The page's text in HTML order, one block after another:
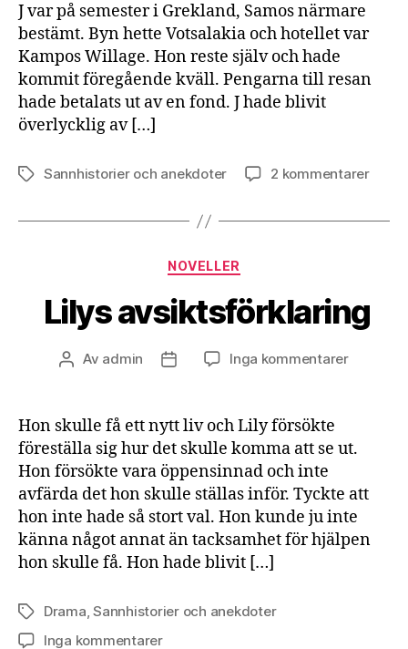
J var på semester i Grekland, Samos närmare
bestämt. Byn hette Votsalakia och hotellet var
Kampos Willage. Hon reste själv och hade
kommit föregående kväll. Pengarna till resan
hade betalats ut av en fond. J hade blivit
överlycklig av […]
EtiketterSannhistorier och anekdoter 2 kommentarertill
Kategorier
NOVELLER
Lilys avsiktsförklaring
Inläggsförfattare
Av admin InläggsdatumInga kommentarertill
Hon skulle få ett nytt liv och Lily försökte
föreställa sig hur det skulle komma att se ut.
Hon försökte vara öppensinnad och inte
avfärda det hon skulle ställas inför. Tyckte att
hon inte hade så stort val. Hon kunde ju inte
känna något annat än tacksamhet för hjälpen
hon skulle få. Hon hade blivit […]
Etiketter
Drama ,Sannhistorier och anekdoter
Inga kommentarertill